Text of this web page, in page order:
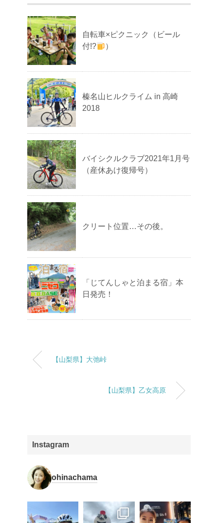
自転車×ピクニック（ビール
付!?
）
榛名山ヒルクライム in 高崎
2018
バイシクルクラブ2021年1月号
（産休あけ復帰号）
クリート位置…その後。
「じてんしゃと泊まる宿」本
日発売！
【山梨県】大弛峠
【山梨県】乙女高原
Instagram
ohinachama